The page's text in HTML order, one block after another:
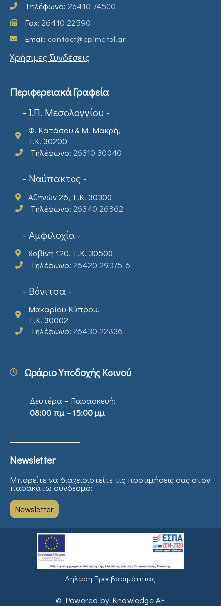
Τηλέφωνο: 26410 74500
Fax: 26410 22590
Email: contact@epimetol.gr
Χρήσιμες Συνδέσεις
Περιφερειακά Γραφεία
- Ι.Π. Μεσολογγίου -
Φ. Κατάσου & Μ. Μακρή,
T.K. 30200
Τηλέφωνο: 26310 30040
- Ναύπακτος -
Αθηνών 26, Τ.Κ. 30300
Τηλέφωνο: 26340 26862
- Αμφιλοχία -
Χαβίνη 120, Τ.Κ. 30500
Τηλέφωνο: 26420 29075-6
- Βόνιτσα -
Μακαρίου Κύπρου,
Τ.Κ. 30002
Τηλέφωνο: 26430 22836
Ωράριο Υποδοχής Κοινού
Δευτέρα – Παρασκευή:
08:00 πμ – 15:00 μμ
Newsletter
Μπορείτε να διαχειριστείτε τις προτιμήσεις σας στον
παρακάτω σύνδεσμο:
Newsletter
Δήλωση Προσβασιμότητας
© Powered by Knowledge AE